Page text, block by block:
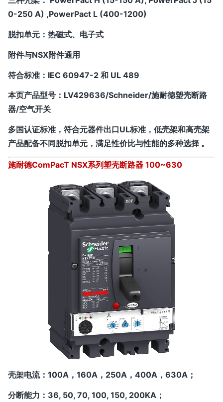
0-250 A) ,PowerPact L (400-1200)
脱扣单元：热磁式、电子式
附件与NSX附件通用
符合标准：IEC 60947-2 和 UL 489
本页产品型号： LV429636/Schneider/施耐德塑壳断路
器/空气开关
多国认证标准，符合元器件出口UL标准，低壳架和高壳架
产品配备不同脱扣单元，满足性价比与性能的多种选择 。
施耐德ComPacT NSX系列塑壳断路器 100~630
壳架电流：100A，160A，250A，400A，630A；
分断能力：36, 50, 70, 100, 150, 200KA；